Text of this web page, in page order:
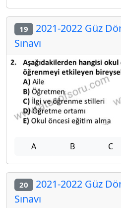
19 2021-2022 Güz
Sınavı
A B C
20 2021-2022 Güz
Sınavı